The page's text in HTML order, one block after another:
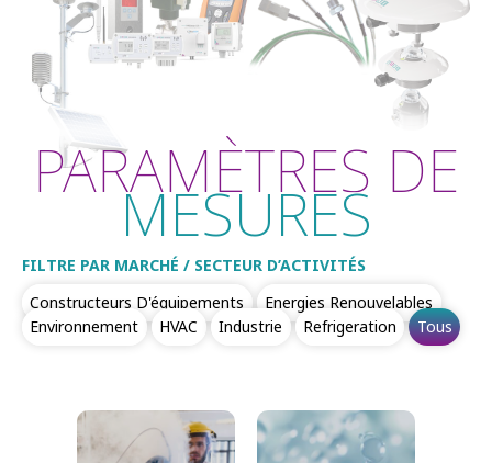
PARAMÈTRES DE
MESURES
FILTRE PAR MARCHÉ / SECTEUR D’ACTIVITÉS
Constructeurs D'équipements
Energies Renouvelables
Environnement
HVAC Industrie Refrigeration Tous